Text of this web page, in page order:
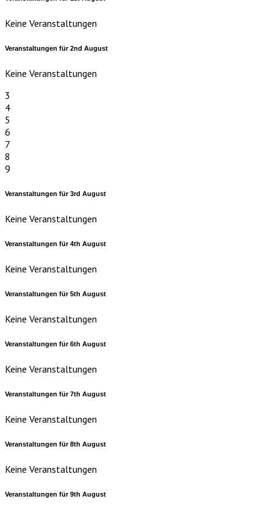
Keine Veranstaltungen
Veranstaltungen für2nd August
Keine Veranstaltungen
3
4
5
6
7
8
9
Veranstaltungen für3rd August
Keine Veranstaltungen
Veranstaltungen für4th August
Keine Veranstaltungen
Veranstaltungen für5th August
Keine Veranstaltungen
Veranstaltungen für6th August
Keine Veranstaltungen
Veranstaltungen für7th August
Keine Veranstaltungen
Veranstaltungen für8th August
Keine Veranstaltungen
Veranstaltungen für9th August